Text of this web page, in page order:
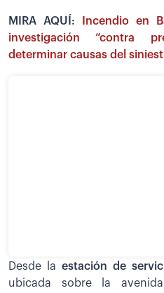
MIRA AQUÍ:
Incendio en
investigación “contra
determinar causas del
Desde la estación de
ubicada sobre la